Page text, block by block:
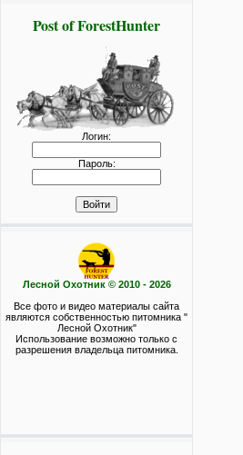
Post of ForestHunter
Логин:
Пароль:
Лесной Охотник © 2010 - 2026
Все фото и видео материалы сайта
являются собственностью питомника "
Лесной Охотник"
Использование возможно только с
разрешения владельца питомника.